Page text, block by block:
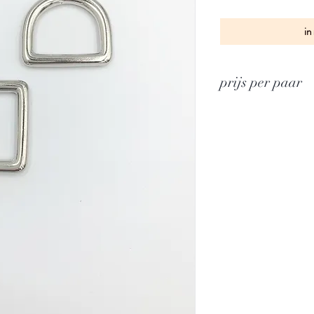
prijs per paar